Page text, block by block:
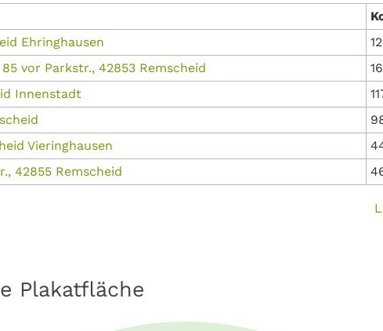
Ehringhausen
vor Parkstr., 42853 Remscheid
Innenstadt
Vieringhausen
42855 Remscheid
Plakatfläche